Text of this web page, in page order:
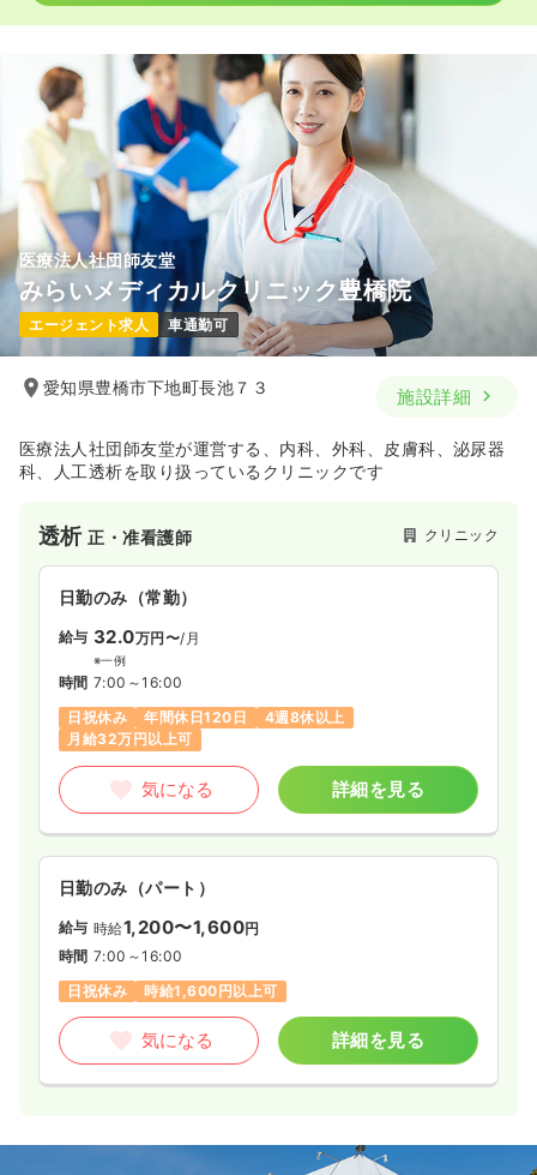
医療法人社団師友堂
みらいメディカルクリニック豊橋院
エージェント求人 車通勤可
愛知県豊橋市下地町長池７３ 施設詳細
医療法人社団師友堂が運営する、内科、外科、皮膚科、泌尿器
科、人工透析を取り扱っているクリニックです
透析正・准看護師 クリニック
日勤のみ（常勤）
給与 32.0万円〜/月
※一例
時間 7:00～16:00
日祝休み
年間休日120日
4週8休以上
月給32万円以上可
気になる 詳細を見る
日勤のみ（パート）
給与 時給1,200〜1,600円
時間 7:00～16:00
日祝休み
時給1,600円以上可
気になる 詳細を見る